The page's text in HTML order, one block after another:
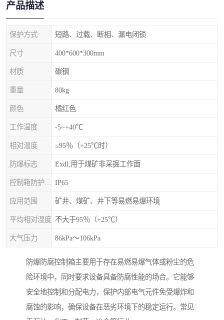
产品描述
保护方式 短路、过载、断相、漏电闭锁
尺寸 400*600*300mm
材质 碳钢
重量 80kg
颜色 橘红色
工作温度 -5~+40℃
相对温度 ≤95％（+25℃时）
防爆标志 Exdl,用于煤矿非采掘工作面
IP65
应用范围 矿井、煤矿、井下等易燃易爆环境
平均相对湿度 不大于95％（+25℃）
大气压力 86kPa～106kPa
防爆防腐控制箱主要用于存在易燃易爆气体或粉尘的危
险环境中，同时要求设备具备防腐性能的场合。它能够
安全地控制和分配电力，保护内部电气元件免受爆炸和
腐蚀的影响，确保设备在恶劣环境下的稳定运行。常见